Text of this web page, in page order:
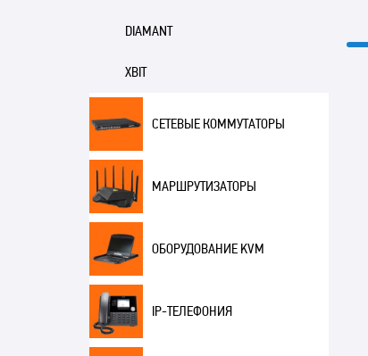
DIAMANT
XBIT
СЕТЕВЫЕ КОММУТАТОРЫ
МАРШРУТИЗАТОРЫ
ОБОРУДОВАНИЕ KVM
IP-ТЕЛЕФОНИЯ